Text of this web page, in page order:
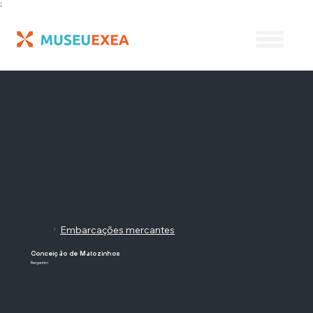
;
/ Embarcações mercantes
Conceição de Matozinhos
Bergantim